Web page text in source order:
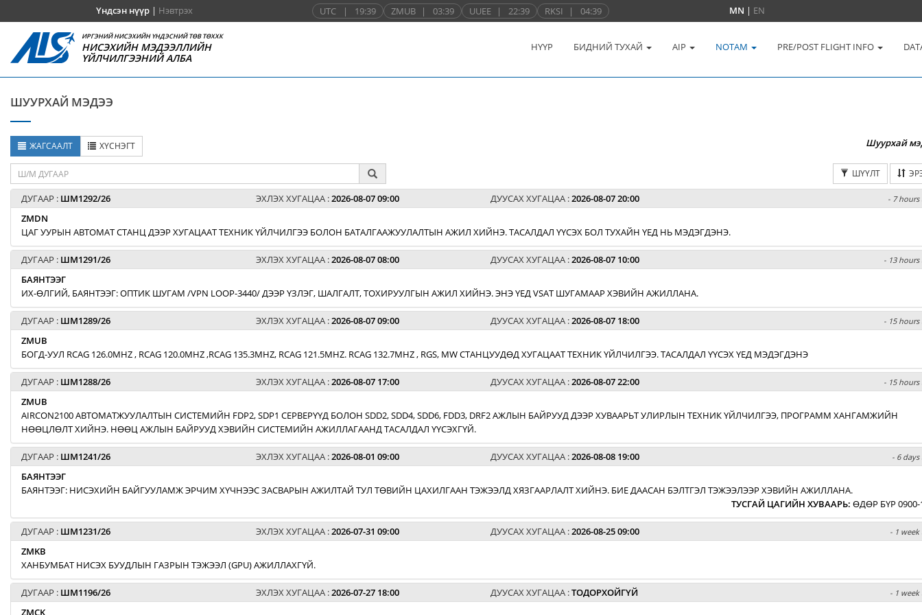
Үндсэн нүүр| Нэвтрэх UTC | 19:39 ZMUB | 03:39 UUEE | 22:39 RKSI | 04:39 MN | EN
ИРГЭНИЙ НИСЭХИЙН ҮНДЭСНИЙ ТӨВ ТӨХХК
НИСЭХИЙН МЭДЭЭЛЛИЙН
ҮЙЛЧИЛГЭЭНИЙ АЛБА
НҮҮР БИДНИЙ ТУХАЙ AIP NOTAM PRE/POST FLIGHT INFO
ШУУРХАЙ МЭДЭЭ
ЖАГСААЛТ ХҮСНЭГТ Шуурхай
ШҮҮЛТ
ДУГААР : ШМ1292/26 ЭХЛЭХ ХУГАЦАА :2026-08-07 09:00 ДУУСАХ ХУГАЦАА :2026-08-07 20:00 - 7 hours
ZMDN
ЦАГ УУРЫН АВТОМАТ СТАНЦ ДЭЭР ХУГАЦААТ ТЕХНИК ҮЙЛЧИЛГЭЭ БОЛОН БАТАЛГААЖУУЛАЛТЫН АЖИЛ ХИЙНЭ. ТАСАЛДАЛ ҮҮСЭХ БОЛ ТУХАЙН ҮЕД НЬ МЭДЭГДЭНЭ.
ДУГААР : ШМ1291/26 ЭХЛЭХ ХУГАЦАА :2026-08-07 08:00 ДУУСАХ ХУГАЦАА :2026-08-07 10:00 - 13 hours
БАЯНТЭЭГ
ИХ-ӨЛГИЙ, БАЯНТЭЭГ: ОПТИК ШУГАМ /VPN LOOP-3440/ ДЭЭР ҮЗЛЭГ, ШАЛГАЛТ, ТОХИРУУЛГЫН АЖИЛ ХИЙНЭ. ЭНЭ ҮЕД VSAT ШУГАМААР ХЭВИЙН АЖИЛЛАНА.
ДУГААР : ШМ1289/26 ЭХЛЭХ ХУГАЦАА :2026-08-07 09:00 ДУУСАХ ХУГАЦАА :2026-08-07 18:00 - 15 hours
ZMUB
БОГД-УУЛ RCAG 126.0MHZ , RCAG 120.0MHZ ,RCAG 135.3MHZ, RCAG 121.5MHZ. RCAG 132.7MHZ , RGS, MW СТАНЦУУДӨД ХУГАЦААТ ТЕХНИК ҮЙЛЧИЛГЭЭ. ТАСАЛДАЛ ҮҮСЭХ ҮЕД МЭДЭГДЭНЭ
ДУГААР : ШМ1288/26 ЭХЛЭХ ХУГАЦАА :2026-08-07 17:00 ДУУСАХ ХУГАЦАА :2026-08-07 22:00 - 15 hours
ZMUB
AIRCON2100 АВТОМАТЖУУЛАЛТЫН СИСТЕМИЙН FDP2, SDP1 СЕРВЕРҮҮД БОЛОН SDD2, SDD4, SDD6, FDD3, DRF2 АЖЛЫН БАЙРУУД ДЭЭР ХУВААРЬТ УЛИРЛЫН ТЕХНИК ҮЙЛЧИЛГЭЭ, ПРОГРАММ ХАНГАМЖИЙН
НӨӨЦЛӨЛТ ХИЙНЭ. НӨӨЦ АЖЛЫН БАЙРУУД ХЭВИЙН СИСТЕМИЙН АЖИЛЛАГААНД ТАСАЛДАЛ ҮҮСЭХГҮЙ.
ДУГААР : ШМ1241/26 ЭХЛЭХ ХУГАЦАА :2026-08-01 09:00 ДУУСАХ ХУГАЦАА :2026-08-08 19:00 - 6 days
БАЯНТЭЭГ
БАЯНТЭЭГ: НИСЭХИЙН БАЙГУУЛАМЖ ЭРЧИМ ХҮЧНЭЭС ЗАСВАРЫН АЖИЛТАЙ ТУЛ ТӨВИЙН ЦАХИЛГААН ТЭЖЭЭЛД ХЯЗГААРЛАЛТ ХИЙНЭ. БИЕ ДААСАН БЭЛТГЭЛ ТЭЖЭЭЛЭЭР ХЭВИЙН АЖИЛЛАНА.
ТУСГАЙ ЦАГИЙН ХУВААРЬ: ӨДӨР БҮР 0900-
ДУГААР : ШМ1231/26 ЭХЛЭХ ХУГАЦАА :2026-07-31 09:00 ДУУСАХ ХУГАЦАА :2026-08-25 09:00 - 1 week
ZMKB
ХАНБУМБАТ НИСЭХ БУУДЛЫН ГАЗРЫН ТЭЖЭЭЛ (GPU) АЖИЛЛАХГҮЙ.
ДУГААР : ШМ1196/26 ЭХЛЭХ ХУГАЦАА :2026-07-27 18:00 ДУУСАХ ХУГАЦАА :ТОДОРХОЙГҮЙ - 1 week
ZMCK